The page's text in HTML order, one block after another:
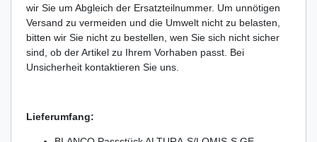
wir Sie um Abgleich der Ersatzteilnummer. Um unnötigen
Versand zu vermeiden und die Umwelt nicht zu belasten,
bitten wir Sie nicht zu bestellen, wen Sie sich nicht sicher
sind, ob der Artikel zu Ihrem Vorhaben passt. Bei
Unsicherheit kontaktieren Sie uns.
Lieferumfang: